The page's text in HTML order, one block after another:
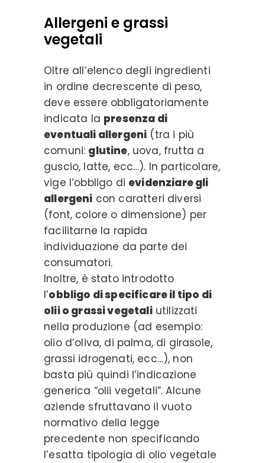
Allergeni e grassi
vegetali
Oltre all’elenco degli ingredienti
in ordine decrescente di peso,
deve essere obbligatoriamente
indicata la presenza di
eventuali allergeni (tra i più
comuni: glutine, uova, frutta a
guscio, latte, ecc…). In particolare,
vige l’obbligo di evidenziare gli
allergeni con caratteri diversi
(font, colore o dimensione) per
facilitarne la rapida
individuazione da parte dei
consumatori.
Inoltre, è stato introdotto
l’obbligo di specificare il tipo di
olii o grassi vegetaliutilizzati
nella produzione (ad esempio:
olio d’oliva, di palma, di girasole,
grassi idrogenati, ecc…), non
basta più quindi l’indicazione
generica “olii vegetali”. Alcune
aziende sfruttavano il vuoto
normativo della legge
precedente non specificando
l’esatta tipologia di olio vegetale